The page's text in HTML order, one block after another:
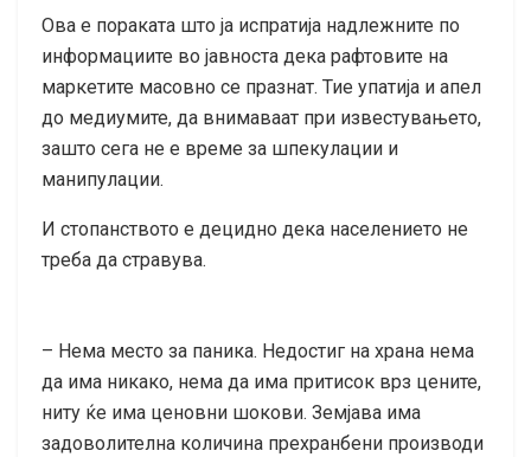
Ова е пораката што ја испратија надлежните по
информациите во јавноста дека рафтовите на
маркетите масовно се празнат. Тие упатија и апел
до медиумите, да внимаваат при известувањето,
зашто сега не е време за шпекулации и
манипулации.
И стопанството е децидно дека населението не
треба да стравува.
– Нема место за паника. Недостиг на храна нема
да има никако, нема да има притисок врз цените,
ниту ќе има ценовни шокови. Земјава има
задоволителна количина прехранбени производи